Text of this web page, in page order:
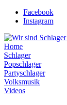
Zum
Inhalt
Facebook
Instagram
Home
Schlager
Popschlager
Partyschlager
Volksmusik
Videos